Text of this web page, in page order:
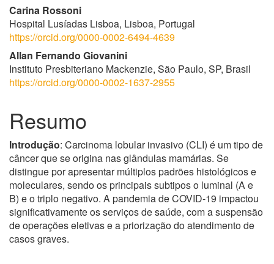
Carina Rossoni
Hospital Lusíadas Lisboa, Lisboa, Portugal
https://orcid.org/0000-0002-6494-4639
Allan Fernando Giovanini
Instituto Presbiteriano Mackenzie, São Paulo, SP, Brasil
https://orcid.org/0000-0002-1637-2955
Resumo
Introdução: Carcinoma lobular invasivo (CLI) é um tipo de
câncer que se origina nas glândulas mamárias. Se
distingue por apresentar múltiplos padrões histológicos e
moleculares, sendo os principais subtipos o luminal (A e
B) e o triplo negativo. A pandemia de COVID-19 impactou
significativamente os serviços de saúde, com a suspensão
de operações eletivas e a priorização do atendimento de
casos graves.